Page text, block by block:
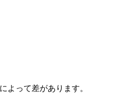
よって差があります。